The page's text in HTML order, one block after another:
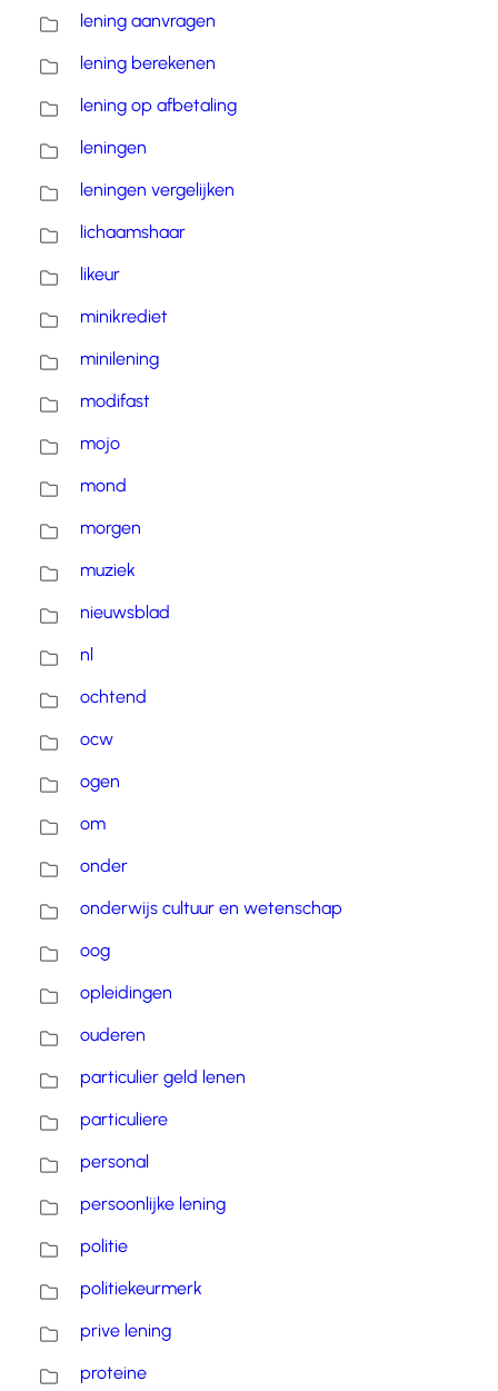
lening aanvragen
lening berekenen
lening op afbetaling
leningen
leningen vergelijken
lichaamshaar
likeur
minikrediet
minilening
modifast
mojo
mond
morgen
muziek
nieuwsblad
nl
ochtend
ocw
ogen
om
onder
onderwijs cultuur en wetenschap
oog
opleidingen
ouderen
particulier geld lenen
particuliere
personal
persoonlijke lening
politie
politiekeurmerk
prive lening
proteine